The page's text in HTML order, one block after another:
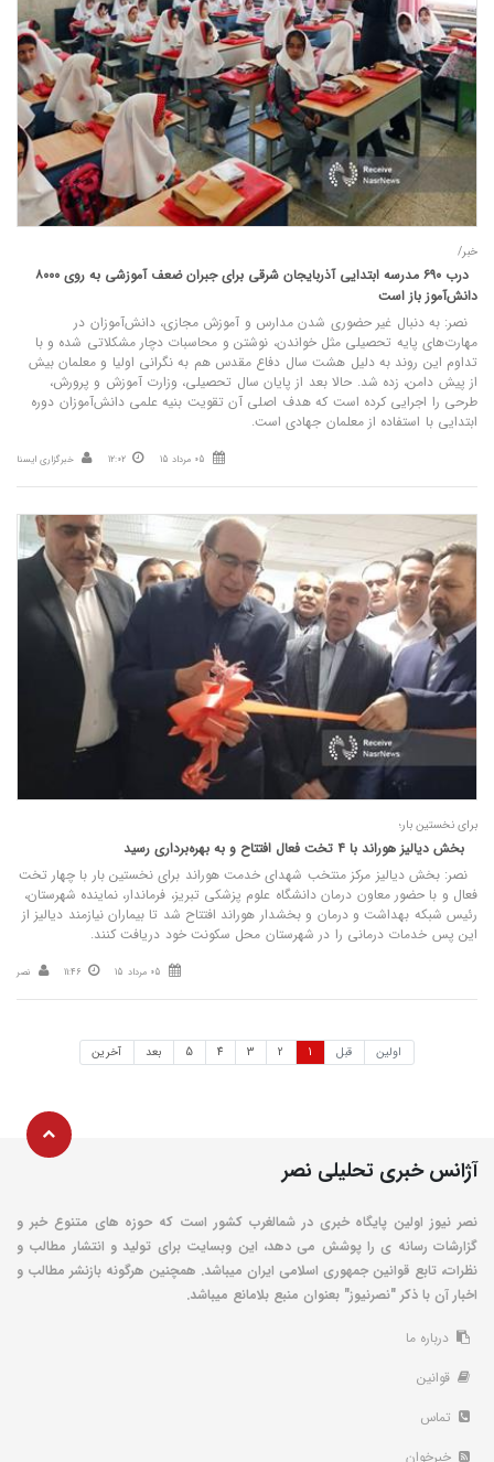
خبر/
درب ۶۹۰ مدرسه ابتدایی آذربایجان شرقی برای جبران ضعف آموزشی به روی ۸۰۰۰
دانش‌آموز باز است
نصر: به دنبال غیر حضوری شدن مدارس و آموزش مجازی، دانش‌آموزان در
مهارت‌های پایه تحصیلی مثل خواندن، نوشتن و محاسبات دچار مشکلاتی شده و با
تداوم این روند به دلیل هشت سال دفاع مقدس هم به نگرانی اولیا و معلمان بیش
از پیش دامن، زده شد. حالا بعد از پایان سال تحصیلی، وزارت آموزش و پرورش،
طرحی را اجرایی کرده است که هدف اصلی آن تقویت بنیه علمی دانش‌آموزان دوره
ابتدایی با استفاده از معلمان جهادی است.
05 مرداد 15 12:02 خبرگزاری ایسنا
برای نخستین بار؛
بخش دیالیز هوراند با ۴ تخت فعال افتتاح و به بهره‌برداری رسید
نصر: بخش دیالیز مرکز منتخب شهدای خدمت هوراند برای نخستین بار با چهار تخت
فعال و با حضور معاون درمان دانشگاه علوم پزشکی تبریز، فرماندار، نماینده شهرستان،
رئیس شبکه بهداشت و درمان و بخشدار هوراند افتتاح شد تا بیماران نیازمند دیالیز از
این پس خدمات درمانی را در شهرستان محل سکونت خود دریافت کنند.
05 مرداد 15 11:46 نصر
اولین قبل 1
2
3
4
5 بعد آخرین
آژانس خبری تحلیلی نصر
نصر نیوز اولین پایگاه خبری در شمالغرب کشور است که حوزه های متنوع خبر و
گزارشات رسانه ی را پوشش می دهد، این وبسایت برای تولید و انتشار مطالب و
نظرات، تابع قوانین جمهوری اسلامی ایران میباشد. همچنین هرگونه بازنشر مطالب و
اخبار آن با ذکر "نصرنیوز" بعنوان منبع بلامانع میباشد.
درباره ما
قوانین
تماس
خبرخوان